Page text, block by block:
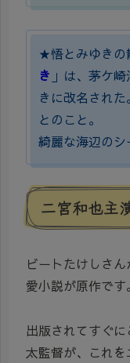
★悟とみゆきの
き 」は、茅ケ
きに改名され
とのこと。
綺麗な海辺のシ
二宮和也主
ビートたけしさ
愛小説が原作です。
出版されてすぐ
太監督が、これ